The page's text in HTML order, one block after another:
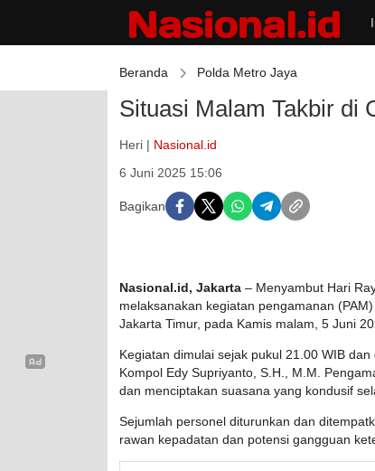
Beranda Polda Metro Jaya
Situasi Malam Takbir di
Heri | Nasional.id
6 Juni 2025 15:06
Bagikan
Nasional.id, Jakarta – Menyambut Hari
melaksanakan kegiatan pengamanan
Jakarta Timur, pada Kamis malam, 5 Juni
Kegiatan dimulai sejak pukul 21.00 WIB
Kompol Edy Supriyanto, S.H., M.M.
dan menciptakan suasana yang kondusif
Sejumlah personel diturunkan dan
rawan kepadatan dan potensi gangguan